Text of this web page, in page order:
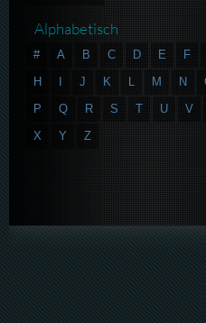
Alphabetisch
# A B C D E F
H
J K L M N
P
Q R S T U V
X
Y Z